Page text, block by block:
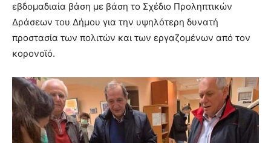
εβδομαδιαία βάση με βάση το Σχέδιο Προληπτικών
Δράσεων του Δήμου για την υψηλότερη δυνατή
προστασία των πολιτών και των εργαζομένων από τον
κορονοϊό.